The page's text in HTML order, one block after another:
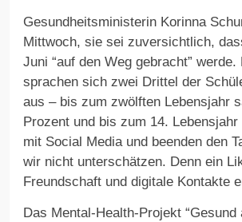
Gesundheitsministerin Korinna
Mittwoch, sie sei zuversichtlich,
Juni “auf den Weg gebracht”
sprachen sich zwei Drittel der
aus – bis zum zwölften Lebensjahr
Prozent und bis zum 14.
mit Social Media und beenden den
wir nicht unterschätzen. Denn ein
Freundschaft und digitale Kontakte
Das Mental-Health-Projekt